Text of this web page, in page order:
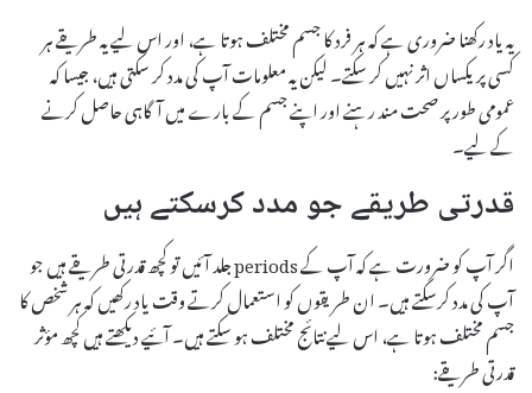
یہ یاد رکھنا ضروری ہے کہ ہر فرد کا جسم مختلف ہوتا ہے، اور اس لیے یہ طریقے ہر
کسی پر یکساں اثر نہیں کر سکتے۔ لیکن یہ معلومات آپ کی مدد کر سکتی ہیں، جیسا کہ
عمومی طور پر صحت مند رہنے اور اپنے جسم کے بارے میں آگاہی حاصل کرنے
کے لیے۔
قدرتی طریقے جو مدد کرسکتے ہیں
اگر آپ کو ضرورت ہے کہ آپ کے periods جلد آئیں تو کچھ قدرتی طریقے ہیں جو
آپ کی مدد کرسکتے ہیں۔ ان طریقوں کو استعمال کرتے وقت یاد رکھیں کہ ہر شخص کا
جسم مختلف ہوتا ہے، اس لیے نتائج مختلف ہو سکتے ہیں۔ آئیے دیکھتے ہیں کچھ مؤثر
قدرتی طریقے: